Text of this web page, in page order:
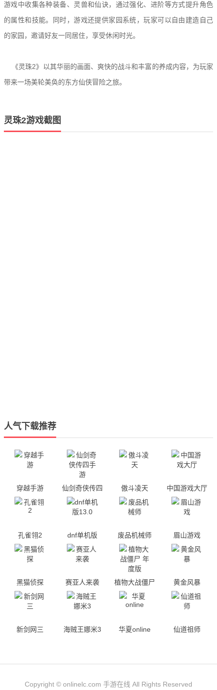
游戏中收集各种装备、灵兽和仙诀，通过强化、进阶等方式提升角色
的属性和技能。同时，游戏还提供家园系统，玩家可以自由建造自己
的家园，邀请好友一同居住，享受休闲时光。
《灵珠2》以其华丽的画面、爽快的战斗和丰富的养成内容，为玩家
带来一场美轮美奂的东方仙侠冒险之旅。
灵珠2游戏截图
人气下载推荐
穿越手游
仙剑奇侠传四
手游
傲斗凌天 中国游戏大厅
孔雀翎2
dnf单机版
13.0
废品机械师 眉山游戏
黑猫侦探 赛亚人来袭
植物大战僵尸
年度版
黄金风暴
新剑网三 海贼王娜米3 华夏online 仙道祖师
Copyright © onlinelc.com 手游在线 All Rights Reserved